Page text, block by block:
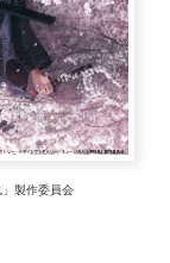
製作委員会